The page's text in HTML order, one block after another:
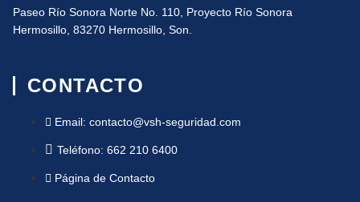
Paseo Río Sonora Norte No. 110, Proyecto Río Sonora
Hermosillo, 83270 Hermosillo, Son.
CONTACTO
Email: contacto@vsh-seguridad.com
Teléfono: 662 210 6400
Página de Contacto